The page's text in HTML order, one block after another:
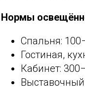
Нормы
Спальня:
Гостиная,
Кабинет: